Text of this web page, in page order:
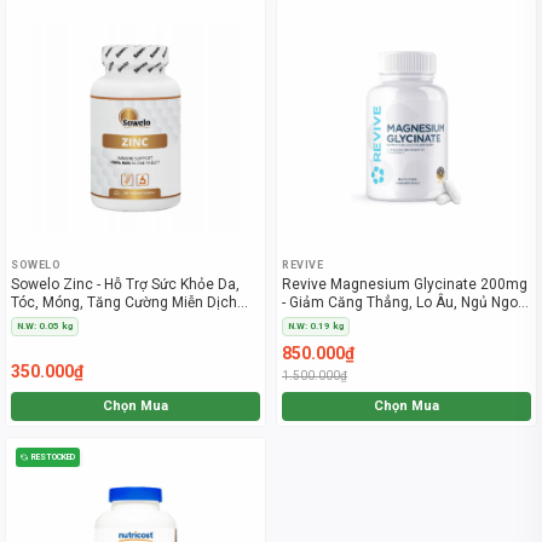
SOWELO
Sowelo Zinc - Hỗ Trợ Sức Khỏe Da,
Tóc, Móng, Tăng Cường Miễn Dịch
(200 Viên)
N.W: 0.05 kg
350.000₫
Chọn Mua
REVIVE
Revive Magnesium Glycinate 200mg
- Giảm Căng Thẳng, Lo Âu, Ngủ Ngon
Sâu Giấc
N.W: 0.19 kg
850.000₫
1.500.000₫
Chọn Mua
RESTOCKED